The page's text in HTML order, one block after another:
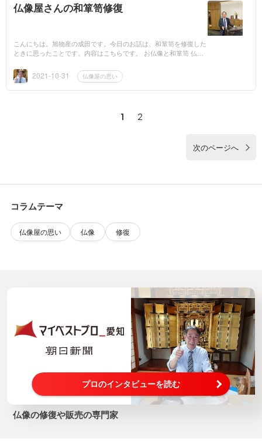
仏像屋さんの和箪笥修復
こんにちは。旭物産の成田です。今日のお話は、和箪笥を修復した
ときに思ったことです。内容はこちらです。 お仏像と和箪笥 仏像
箪笥の...2021-10-31 仏像屋の思い
1 2
次のページへ
コラムテーマ
仏像屋の思い 仏像 修復
プロのインタビューを読む
仏像の修復や販売の専門家